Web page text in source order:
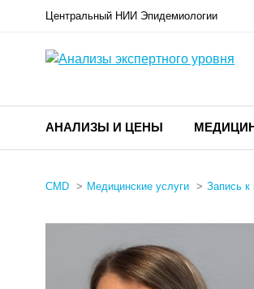
Центральный НИИ Эпидемиологии
АНАЛИЗЫ И ЦЕНЫ
CMD Медицинские услуги Запись к